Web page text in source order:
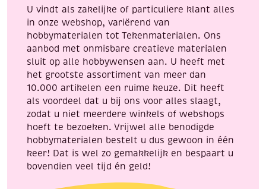
met
kittens
aantal
penseel
8
napjes
verf,
aantal
U vindt als zakelijke of particuliere klant alles
in onze webshop, variërend van
hobbymaterialen tot Tekenmaterialen. Ons
aanbod met onmisbare creatieve materialen
sluit op alle hobbywensen aan. U heeft met
het grootste assortiment van meer dan
10.000 artikelen een ruime keuze. Dit heeft
als voordeel dat u bij ons voor alles slaagt,
zodat u niet meerdere winkels of webshops
hoeft te bezoeken. Vrijwel alle benodigde
hobbymaterialen bestelt u dus gewoon in één
keer! Dat is wel zo gemakkelijk en bespaart u
bovendien veel tijd én geld!